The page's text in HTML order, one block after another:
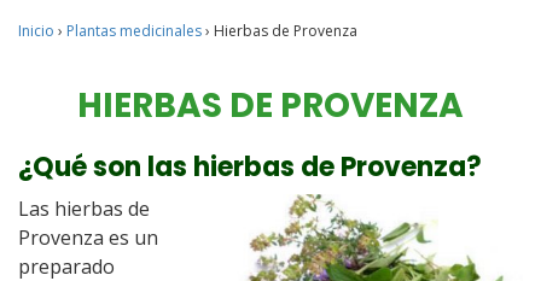
Inicio › Plantas medicinales› Hierbas de Provenza
HIERBAS DE PROVENZA
¿Qué son las hierbas de Provenza?
Las hierbas de
Provenza es un
preparado